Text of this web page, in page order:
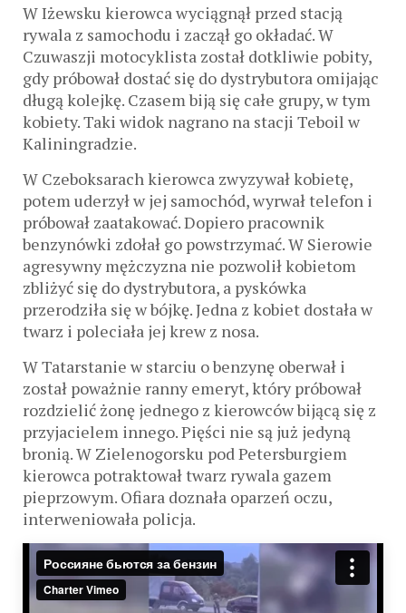
W Iżewsku kierowca wyciągnął przed stacją
rywala z samochodu i zaczął go okładać. W
Czuwaszji motocyklista został dotkliwie pobity,
gdy próbował dostać się do dystrybutora omijając
długą kolejkę. Czasem biją się całe grupy, w tym
kobiety. Taki widok nagrano na stacji Teboil w
Kaliningradzie.
W Czeboksarach kierowca zwyzywał kobietę,
potem uderzył w jej samochód, wyrwał telefon i
próbował zaatakować. Dopiero pracownik
benzynówki zdołał go powstrzymać. W Sierowie
agresywny mężczyzna nie pozwolił kobietom
zbliżyć się do dystrybutora, a pyskówka
przerodziła się w bójkę. Jedna z kobiet dostała w
twarz i poleciała jej krew z nosa.
W Tatarstanie w starciu o benzynę oberwał i
został poważnie ranny emeryt, który próbował
rozdzielić żonę jednego z kierowców bijącą się z
przyjacielem innego. Pięści nie są już jedyną
bronią. W Zielenogorsku pod Petersburgiem
kierowca potraktował twarz rywala gazem
pieprzowym. Ofiara doznała oparzeń oczu,
interweniowała policja.